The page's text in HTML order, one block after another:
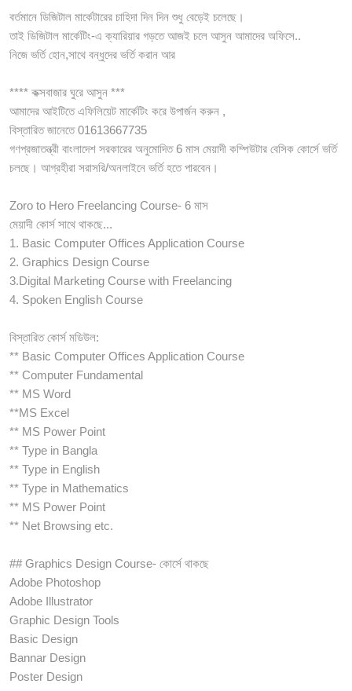
বর্তমানে ডিজিটাল মার্কেটারের চাহিদা দিন দিন শুধু বেড়েই চলেছে।
তাই ডিজিটাল মার্কেটিং-এ ক্যারিয়ার গড়তে আজই চলে আসুন আমাদের অফিসে..
নিজে ভর্তি হোন,সাথে বন্ধুদের ভর্তি করান আর
**** কক্সবাজার ঘুরে আসুন ***
আমাদের আইটিতে এফিলিয়েট মার্কেটিং করে উপার্জন করুন ,
বিস্তারিত জানেতে 01613667735
গণপ্রজাতন্ত্রী বাংলাদেশ সরকারের অনুমোদিত 6 মাস মেয়াদী কম্পিউটার বেসিক কোর্সে ভর্তি
চলছে। আগ্রহীরা সরাসরি/অনলাইনে ভর্তি হতে পারবেন।
Zoro to Hero Freelancing Course- 6 মাস
মেয়াদী কোর্স সাথে থাকছে...
1. Basic Computer Offices Application Course
2. Graphics Design Course
3.Digital Marketing Course with Freelancing
4. Spoken English Course
বিস্তারিত কোর্স মডিউল:
** Basic Computer Offices Application Course
** Computer Fundamental
** MS Word
**MS Excel
** MS Power Point
** Type in Bangla
** Type in English
** Type in Mathematics
** MS Power Point
** Net Browsing etc.
## Graphics Design Course- কোর্সে থাকছে
Adobe Photoshop
Adobe Illustrator
Graphic Design Tools
Basic Design
Bannar Design
Poster Design